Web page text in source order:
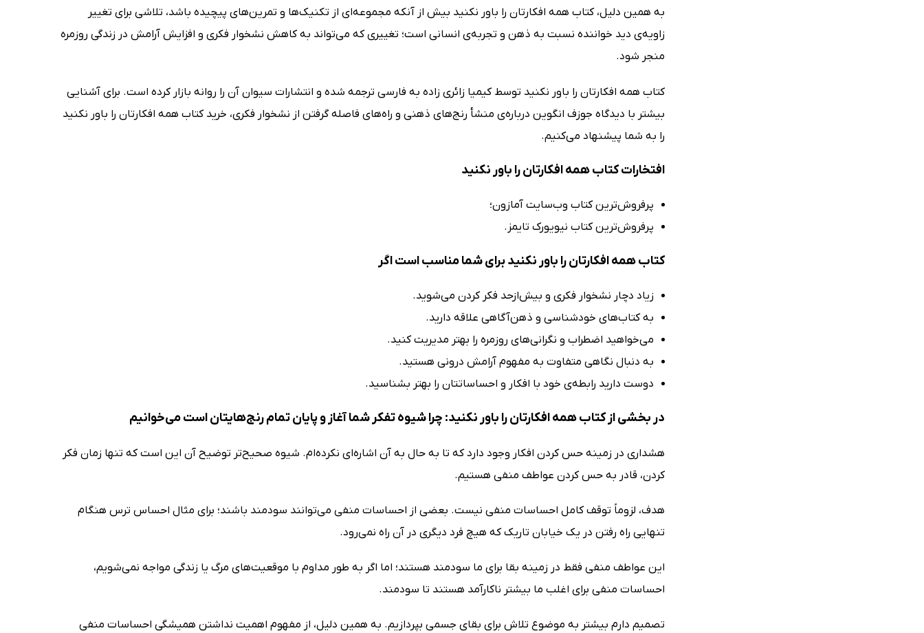
به همین دلیل، کتاب همه افکارتان را باور نکنید بیش از آنکه مجموعه‌ای از تکنیک‌ها و تمرین‌های پیچیده باشد، تلاشی برای تغییر
زاویه‌ی دید خواننده نسبت به ذهن و تجربه‌ی انسانی است؛ تغییری که می‌تواند به کاهش نشخوار فکری و افزایش آرامش در زندگی روزمره
منجر شود.
کتاب همه افکارتان را باور نکنید توسط کیمیا زائری زاده به فارسی ترجمه شده و انتشارات سیوان آن را روانه بازار کرده است. برای آشنایی
بیشتر با دیدگاه جوزف انگوین درباره‌ی منشأ رنج‌های ذهنی و راه‌های فاصله گرفتن از نشخوار فکری، خرید کتاب همه افکارتان را باور نکنید
را به شما پیشنهاد می‌کنیم.
افتخارات کتاب همه افکارتان را باور نکنید
پرفروش‌ترین کتاب وب‌سایت آمازون؛
پرفروش‌ترین کتاب نیویورک تایمز.
کتاب همه افکارتان را باور نکنید برای شما مناسب است اگر
زیاد دچار نشخوار فکری و بیش‌ازحد فکر کردن می‌شوید.
به کتاب‌های خودشناسی و ذهن‌آگاهی علاقه دارید.
می‌خواهید اضطراب و نگرانی‌های روزمره را بهتر مدیریت کنید.
به دنبال نگاهی متفاوت به مفهوم آرامش درونی هستید.
دوست دارید رابطه‌ی خود با افکار و احساساتتان را بهتر بشناسید.
در بخشی از کتاب همه افکارتان را باور نکنید: چرا شیوه تفکر شما آغاز و پایان تمام رنج‌هایتان است می‌خوانیم
هشداری در زمینه حس کردن افکار وجود دارد که تا به حال به آن اشاره‌ای نکرده‌ام. شیوه صحیح‌تر توضیح آن این است که تنها زمان فکر
کردن، قادر به حس کردن عواطف منفی هستیم.
هدف، لزوماً توقف کامل احساسات منفی نیست. بعضی از احساسات منفی می‌توانند سودمند باشند؛ برای مثال احساس ترس هنگام
تنهایی راه رفتن در یک خیابان تاریک که هیچ فرد دیگری در آن راه نمی‌رود.
این عواطف منفی فقط در زمینه بقا برای ما سودمند هستند؛ اما اگر به طور مداوم با موقعیت‌های مرگ یا زندگی مواجه نمی‌شویم،
احساسات منفی برای اغلب ما بیشتر ناکارآمد هستند تا سودمند.
تصمیم دارم بیشتر به موضوع تلاش برای بقای جسمی بپردازیم. به همین دلیل، از مفهوم اهمیت نداشتن همیشگی احساسات منفی